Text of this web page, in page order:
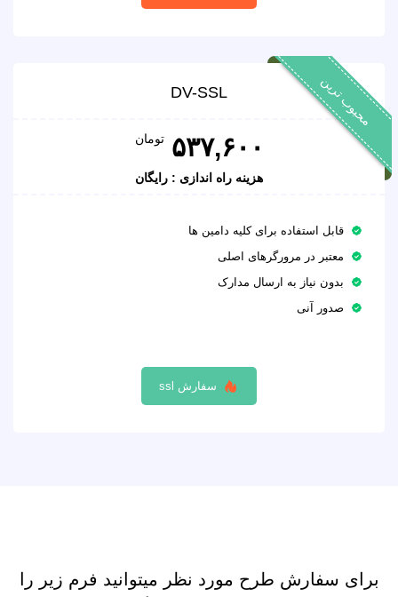
محبوب ترین DV-SSL
۵۳۷,۶۰۰ تومان
هزینه راه اندازی : رایگان
قابل استفاده برای کلیه دامین ها
معتبر در مرورگرهای اصلی
بدون نیاز به ارسال مدارک
صدور آنی
سفارش ssl
برای سفارش طرح مورد نظر میتوانید فرم زیر را